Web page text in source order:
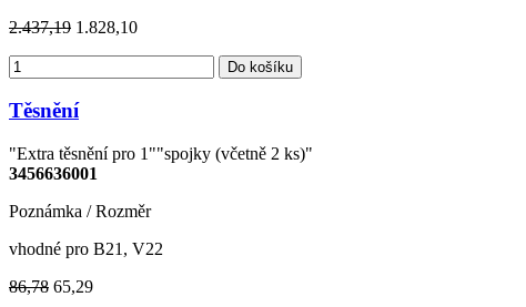
2.437,19 1.828,10
Do košíku
Těsnění
"Extra těsnění pro 1""spojky (včetně 2 ks)"
3456636001
Poznámka / Rozměr
vhodné pro B21, V22
86,78 65,29